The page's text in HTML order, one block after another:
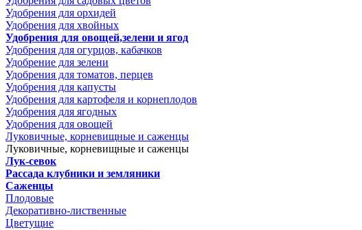
Удобрения для орхидей
Удобрения для хвойных
Удобрения для овощей,зелени и ягод
Удобрения для огурцов, кабачков
Удобрение для зелени
Удобрения для томатов, перцев
Удобрения для капусты
Удобрения для картофеля и корнеплодов
Удобрения для ягодных
Удобрения для овощей
Луковичные, корневищные и саженцы
Луковичные, корневищные и саженцы
Лук-севок
Рассада клубники и земляники
Саженцы
Плодовые
Декоративно-лиственные
Цветущие